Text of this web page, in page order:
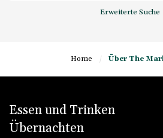
Erweiterte Suche
Home / Über The
Essen und Trinken
Übernachten